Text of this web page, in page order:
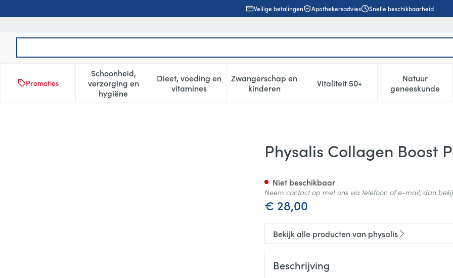
Veilige betalingen Apothekersadvies Snelle beschikbaarheid
Promoties
Schoonheid,
verzorging en
hygiëne
Toon submenu voor Schoonheid, verzorging en hygiëne categorie
Dieet, voeding en
vitaminesToon submenu voor Dieet, voeding en vitamines categorie
Zwangerschap en
kinderenToon submenu voor Zwangerschap en kinderen
Vitaliteit 50+Toon submenu voor Vitaliteit
Natuur
geneeskunde
Toon
Physalis Collagen Boost Pdr Zakje 12x10gPhysalis Collagen Boost
€ 28,00
Niet beschikbaar
Neem contact op met ons via telefoon of e-mail, dan
Bekijk alle producten van physalis
Beschrijving